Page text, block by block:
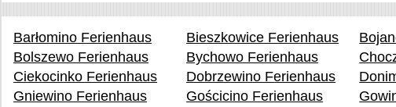
Barłomino Ferienhaus Bieszkowice Ferienhaus
Bolszewo Ferienhaus
Bychowo Ferienhaus
Ciekocinko Ferienhaus
Dobrzewino Ferienhaus
Gniewino Ferienhaus
Gościcino Ferienhaus